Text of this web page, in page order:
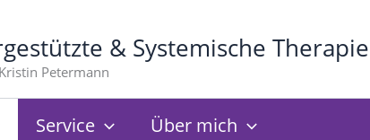
& Systemische
Petermann
Service Über mich